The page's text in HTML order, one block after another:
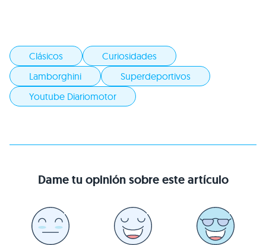
Clásicos
Curiosidades
Lamborghini
Superdeportivos
Youtube Diariomotor
Dame tu opinión sobre este artículo